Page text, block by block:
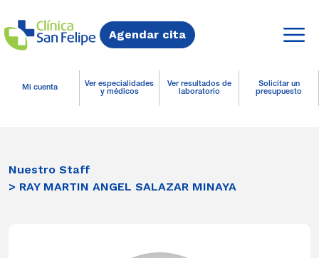
Agendar cita
Mi cuenta
Ver especialidades
y médicos
Ver resultados de
laboratorio
Solicitar un
presupuesto
Nuestro Staff
> RAY MARTIN ANGEL SALAZAR MINAYA